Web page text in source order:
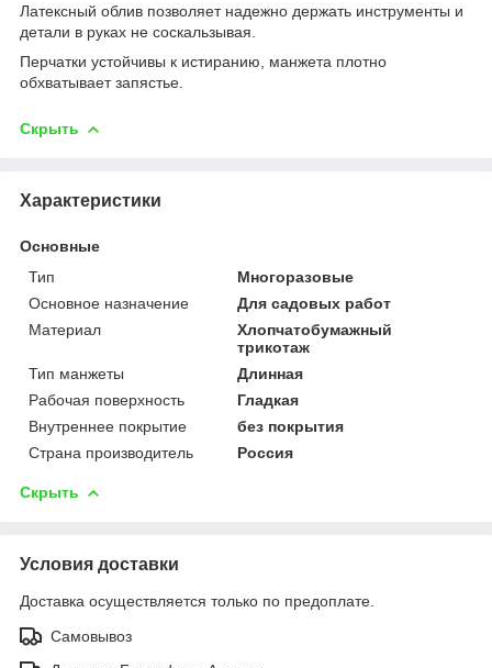
Латексный облив позволяет надежно держать инструменты и
детали в руках не соскальзывая.
Перчатки устойчивы к истиранию, манжета плотно
обхватывает запястье.
Скрыть
Характеристики
Основные
Тип
Многоразовые
Основное назначение
Для садовых работ
Материал
Хлопчатобумажный
трикотаж
Тип манжеты
Длинная
Рабочая поверхность
Гладкая
Внутреннее покрытие
без покрытия
Страна производитель
Россия
Скрыть
Условия доставки
Доставка осуществляется только по предоплате.
Самовывоз